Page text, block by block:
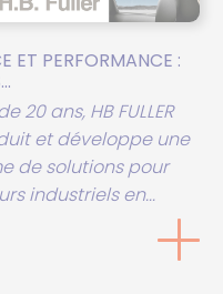
ET PERFORMANCE :
20 ans, HB FULLER
et développe une
de solutions pour
industriels en...